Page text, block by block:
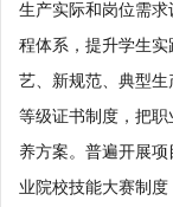
生产实际和岗位需
程体系，提升学生
艺、新规范、典型
等级证书制度，把
养方案。普遍开展
业院校技能大赛制度